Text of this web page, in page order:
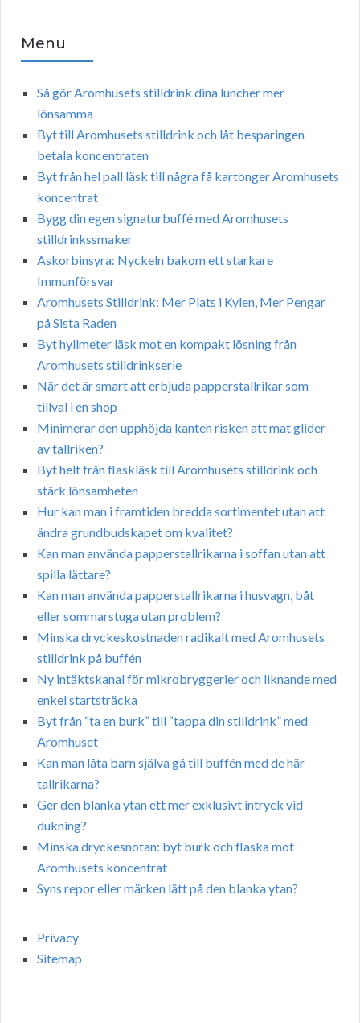
Menu
Så gör Aromhusets stilldrink dina luncher mer
lönsamma
Byt till Aromhusets stilldrink och låt besparingen
betala koncentraten
Byt från hel pall läsk till några få kartonger Aromhusets
koncentrat
Bygg din egen signaturbuffé med Aromhusets
stilldrinkssmaker
Askorbinsyra: Nyckeln bakom ett starkare
Immunförsvar
Aromhusets Stilldrink: Mer Plats i Kylen, Mer Pengar
på Sista Raden
Byt hyllmeter läsk mot en kompakt lösning från
Aromhusets stilldrinkserie
När det är smart att erbjuda papperstallrikar som
tillval i en shop
Minimerar den upphöjda kanten risken att mat glider
av tallriken?
Byt helt från flaskläsk till Aromhusets stilldrink och
stärk lönsamheten
Hur kan man i framtiden bredda sortimentet utan att
ändra grundbudskapet om kvalitet?
Kan man använda papperstallrikarna i soffan utan att
spilla lättare?
Kan man använda papperstallrikarna i husvagn, båt
eller sommarstuga utan problem?
Minska dryckeskostnaden radikalt med Aromhusets
stilldrink på buffén
Ny intäktskanal för mikrobryggerier och liknande med
enkel startsträcka
Byt från “ta en burk” till “tappa din stilldrink” med
Aromhuset
Kan man låta barn själva gå till buffén med de här
tallrikarna?
Ger den blanka ytan ett mer exklusivt intryck vid
dukning?
Minska dryckesnotan: byt burk och flaska mot
Aromhusets koncentrat
Syns repor eller märken lätt på den blanka ytan?
Privacy
Sitemap